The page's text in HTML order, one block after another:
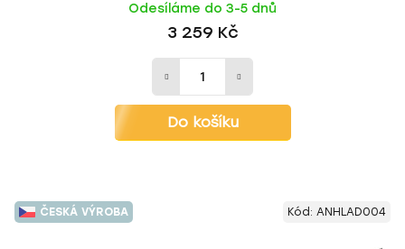
Odesíláme do 3-5 dnů
3 259 Kč
Do košíku
ČESKÁ VÝROBA Kód: ANHLAD004